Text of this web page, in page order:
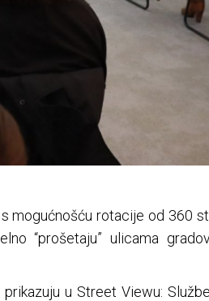
mogućnošću rotacije od 360
“prošetaju” ulicama
u Street Viewu: